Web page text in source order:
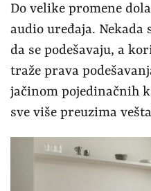
Do velike promene
audio uređaja.
da se podešavaju, a
traže prava
jačinom pojedinačnih
sve više preuzima